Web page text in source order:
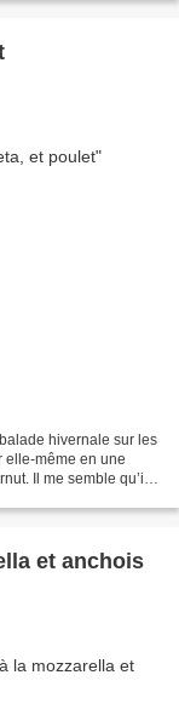
hivernale sur les
elle-même en une
Il me semble qu’il
et anchois